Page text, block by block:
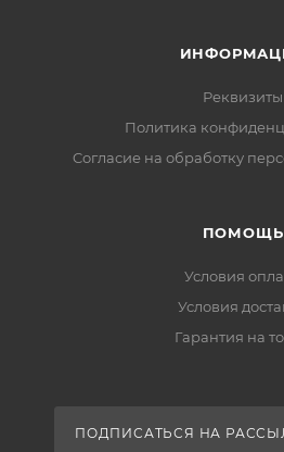
Реквизиты
Политика
Cогласие на обработку
ПОМОЩЬ
Условия
Условия
Гарантия на
ПОДПИСАТЬСЯ НА